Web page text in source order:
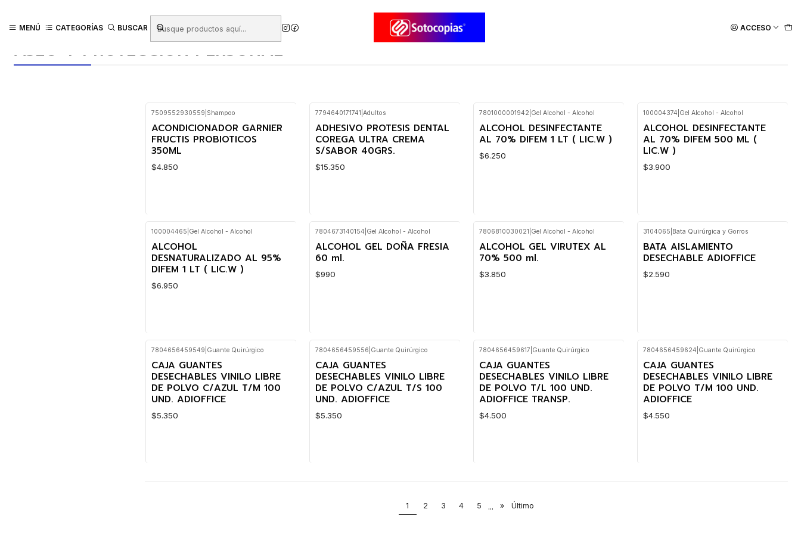
MENÚ CATEGORÍAS BUSCAR ACCESO
ASEO Y PROTECCIÓN PERSONAL
7509552930559 Shampoo
ACONDICIONADOR GARNIER
FRUCTIS PROBIOTICOS
350ML
$4.850
7794640171741 Adultos
ADHESIVO PROTESIS DENTAL
COREGA ULTRA CREMA
S/SABOR 40GRS.
$15.350
7801000001942 Gel Alcohol - Alcohol
ALCOHOL DESINFECTANTE
AL 70% DIFEM 1 LT ( LIC.W )
$6.250
100004374 Gel Alcohol - Alcohol
ALCOHOL DESINFECTANTE
AL 70% DIFEM 500 ML (
LIC.W )
$3.900
100004465 Gel Alcohol - Alcohol
ALCOHOL
DESNATURALIZADO AL 95%
DIFEM 1 LT ( LIC.W )
$6.950
7804673140154 Gel Alcohol - Alcohol
ALCOHOL GEL DOÑA FRESIA
60 ml.
$990
7806810030021 Gel Alcohol - Alcohol
ALCOHOL GEL VIRUTEX AL
70% 500 ml.
$3.850
3104065 Bata Quirúrgica y Gorros
BATA AISLAMIENTO
DESECHABLE ADIOFFICE
$2.590
7804656459549 Guante Quirúrgico
CAJA GUANTES
DESECHABLES VINILO LIBRE
DE POLVO C/AZUL T/M 100
UND. ADIOFFICE
$5.350
7804656459556 Guante Quirúrgico
CAJA GUANTES
DESECHABLES VINILO LIBRE
DE POLVO C/AZUL T/S 100
UND. ADIOFFICE
$5.350
7804656459617 Guante Quirúrgico
CAJA GUANTES
DESECHABLES VINILO LIBRE
DE POLVO T/L 100 UND.
ADIOFFICE TRANSP.
$4.500
7804656459624 Guante Quirúrgico
CAJA GUANTES
DESECHABLES VINILO LIBRE
DE POLVO T/M 100 UND.
ADIOFFICE
$4.550
1
2 3 4 5 ... » Último